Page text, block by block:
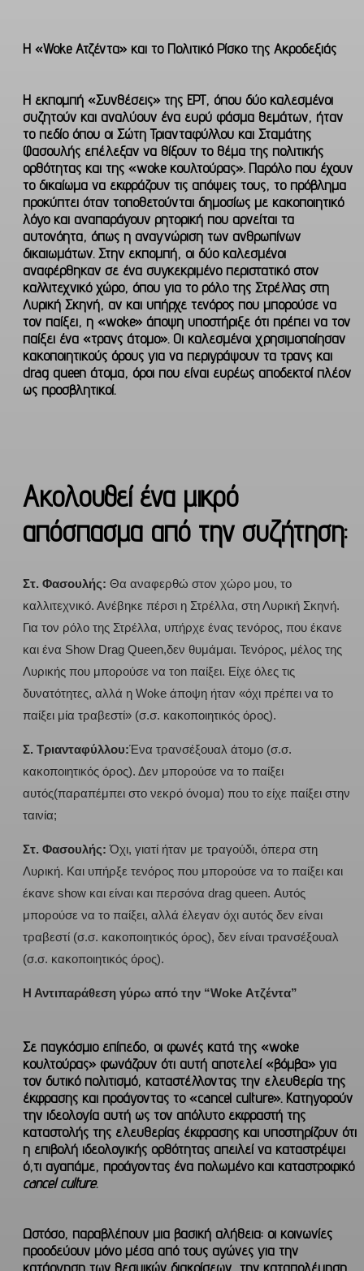
Η «Woke Ατζέντα» και το Πολιτικό Ρίσκο της Ακροδεξιάς
Η εκπομπή «Συνθέσεις» της ΕΡΤ, όπου δύο καλεσμένοι
συζητούν και αναλύουν ένα ευρύ φάσμα θεμάτων, ήταν
το πεδίο όπου οι Σώτη Τριανταφύλλου και Σταμάτης
Φασουλής επέλεξαν να θίξουν το θέμα της πολιτικής
ορθότητας και της «woke κουλτούρας». Παρόλο που έχουν
το δικαίωμα να εκφράζουν τις απόψεις τους, το πρόβλημα
προκύπτει όταν τοποθετούνται δημοσίως με κακοποιητικό
λόγο και αναπαράγουν ρητορική που αρνείται τα
αυτονόητα, όπως η αναγνώριση των ανθρωπίνων
δικαιωμάτων. Στην εκπομπή, οι δύο καλεσμένοι
αναφέρθηκαν σε ένα συγκεκριμένο περιστατικό στον
καλλιτεχνικό χώρο, όπου για το ρόλο της Στρέλλας στη
Λυρική Σκηνή, αν και υπήρχε τενόρος που μπορούσε να
τον παίξει, η «woke» άποψη υποστήριξε ότι πρέπει να τον
παίξει ένα «τρανς άτομο». Οι καλεσμένοι χρησιμοποίησαν
κακοποιητικούς όρους για να περιγράψουν τα τρανς και
drag queen άτομα, όροι που είναι ευρέως αποδεκτοί πλέον
ως προσβλητικοί.
Ακολουθεί ένα μικρό
απόσπασμα από την συζήτηση:
Στ. Φασουλής: Θα αναφερθώ στον χώρο μου, το
καλλιτεχνικό. Ανέβηκε πέρσι η Στρέλλα, στη Λυρική Σκηνή.
Για τον ρόλο της Στρέλλα, υπήρχε ένας τενόρος, που έκανε
και ένα Show Drag Queen,δεν θυμάμαι. Τενόρος, μέλος της
Λυρικής που μπορούσε να τοn παίξει. Είχε όλες τις
δυνατότητες, αλλά η Woke άποψη ήταν «όχι πρέπει να το
παίξει μία τραβεστί» (σ.σ. κακοποιητικός όρος).
Σ. Τριανταφύλλου:Ένα τρανσέξουαλ άτομο (σ.σ.
κακοποιητικός όρος). Δεν μπορούσε να το παίξει
αυτός(παραπέμπει στο νεκρό όνομα) που το είχε παίξει στην
ταινία;
Στ. Φασουλής: Όχι, γιατί ήταν με τραγούδι, όπερα στη
Λυρική. Και υπήρξε τενόρος που μπορούσε να το παίξει και
έκανε show και είναι και περσόνα drag queen. Αυτός
μπορούσε να το παίξει, αλλά έλεγαν όχι αυτός δεν είναι
τραβεστί (σ.σ. κακοποιητικός όρος), δεν είναι τρανσέξουαλ
(σ.σ. κακοποιητικός όρος).
Η Αντιπαράθεση γύρω από την “Woke Ατζέντα”
Σε παγκόσμιο επίπεδο, οι φωνές κατά της «woke
κουλτούρας» φωνάζουν ότι αυτή αποτελεί «βόμβα» για
τον δυτικό πολιτισμό, καταστέλλοντας την ελευθερία της
έκφρασης και προάγοντας το «cancel culture». Κατηγορούν
την ιδεολογία αυτή ως τον απόλυτο εκφραστή της
καταστολής της ελευθερίας έκφρασης και υποστηρίζουν ότι
η επιβολή ιδεολογικής ορθότητας απειλεί να καταστρέψει
ό,τι αγαπάμε, προάγοντας ένα πολωμένο και καταστροφικό
cancel culture.
Ωστόσο, παραβλέπουν μια βασική αλήθεια: οι κοινωνίες
προοδεύουν μόνο μέσα από τους αγώνες για την